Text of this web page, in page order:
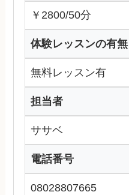
￥2800/50分
体験レッスンの有無
無料レッスン有
担当者
ササベ
電話番号
08028807665